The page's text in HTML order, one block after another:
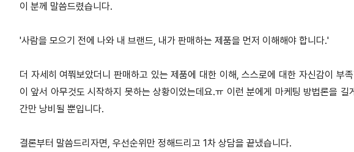
이 분께 말씀드렸습니다.
'사람을 모으기 전에 나와 내 브랜드, 내가 판매하는 제품을 먼저 이해해야 합니다.'
더 자세히 여쭤보았더니 판매하고 있는 제품에 대한 이해,스스로에 대한 자신감이 부
이 앞서 아무것도 시작하지 못하는 상황이었는데요.ㅠ 이런 분에게 마케팅 방법론을 길
간만 낭비될 뿐입니다.
결론부터 말씀드리자면, 우선순위만 정해드리고 1차 상담을 끝냈습니다.​